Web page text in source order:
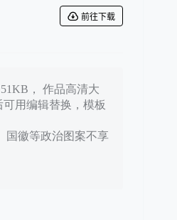
前往下载
， 作品高清大
用编辑替换，模板
国徽等政治图案不享